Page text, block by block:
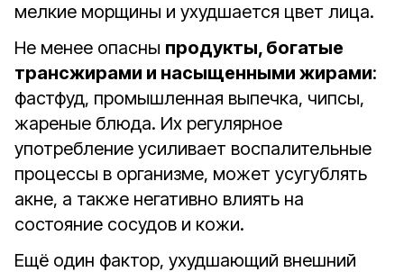
мелкие морщины и ухудшается цвет лица.
Не менее опасны продукты, богатые
трансжирами и насыщенными жирами:
фастфуд, промышленная выпечка, чипсы,
жареные блюда. Их регулярное
употребление усиливает воспалительные
процессы в организме, может усугублять
акне, а также негативно влиять на
состояние сосудов и кожи.
Ещё один фактор, ухудшающий внешний